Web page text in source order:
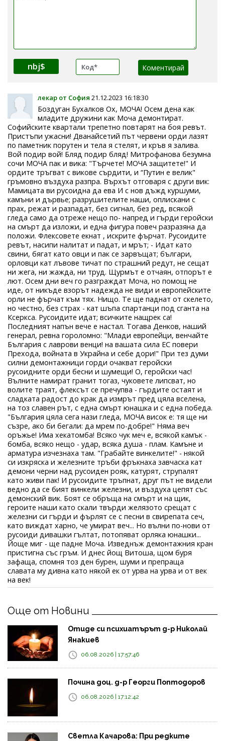
nbj$
лекар от София 21.12.2023 16:18:30
Боздуган Бухалков Ох, МОЧА! Осем дена как
младите дружини как Моча демонтират.
Софийските квартали трепетно повтарят на боя ревът.
Пристъпи ужасни! Дванайсетий път червени орди лазят
по паметник порутен и тела я стелят, и кръв я залива.
Вой подир вой! Бляд подир бляд! Митрофанова безумна
сочи МОЧА пак и вика: "Търчете! МОЧА защитете!" И
ордите тръгват с викове сърдити, и “Путин е велик"
гръмовно въздуха разпра. Върхът отговаря с други вик:
Мамицата ви русоидна да ева И с нов дъжд куршуми,
камъни и дървье; разрушителите наши, оплискани с
прах, режат и разпадат, без сигнал, без ред, всякой
гледа само да отреже нещо по- напред и гърди геройски
на смърт да изложи, и една фигура повеч разразяна да
положи. Флексовете екнат , искрите фърчат. Русоидите
ревът, насипи налитат и падат, и мрът; - Идат като
свини, бягат като овци и пак се зарвъщат; българи,
орловци кат лъвове тичат по страшний редут, не сещат
ни жега, ни жажда, ни труд. Щурмът е отчаян, отпорът е
лют. Осем дни веч го разграждат Моча, но помощ не
иде, от никъде взорът надежда не види и европейските
орли не фърчат към тях. Нищо. Те ще паднат от скелето,
но честно, без страх - кат шъпа спартанци под сганта на
Ксеркса. Русоидите идат; всичките нащрек са!
Последният напън вече е настал. Тогава Денков, наший
генерал, ревна гороломно: "Млади европейци, венчайте
България с лаврови венци! на вашата сила ЕС повери
Прехода, войната в Украйна и себе дори!" При тез думи
силни демонтажници горди очакват геройски
русоидните орди бесни и шумещи! О, геройски час!
Вълните намират гранит тогаз, чуковете липсват, но
волите траят, флексът се пречупва - гърдите остаят и
сладката радост до крак да измрът пред цяла вселена,
на тоз славен рът, с една смърт юнашка и с една победа.
"България цяла сега нази гледа, МОЧА висок е: тя ще ни
съзре, ако би бегали: да мрем по-добре!" Няма веч
оръжье! Има хекатомба! Всяко чук меч е, всякой камък -
бомба, всяко нещо - удар, всяка душа - плам. Камъне и
арматура изчезнаха там. "Грабайте винкелите!" - някой
си изкряска и железните тръби фръкнаха завчаска кат
демони черни над русоиден рояк, катурят, струпалят
като живи пак! И русоидите тръпнат, друг път не видели
ведно да се бият винкели железни, и въздуха цепят със
демонский вик. Боят се обръща на смърт и на щик,
героите наши като скали твърди желязото срещат с
железни си гърди и фърлят се с песни в свирепата сеч,
като виждат харно, че умират веч... Но вълни по-нови от
русоиди дивашки гълтат, потопяват орляка юнашки...
Йоще миг - ще падне Моча. Изведнъж демонтажния кран
пристигна със гръм. И днес йощ Витоша, щом буря
зафаща, спомня тоз ден бурен, шуми и препраща
славата му дивна като някой ек от урва на урва и от век
на век!
Още от Новини
Отиде си психиатърът д-р Николай
Янакиев
06.08.2026 | 17:57:46
Почина доц. д-р Георги Поптодоров
06.08.2026 | 17:12:42
Светла Качарова: При редките